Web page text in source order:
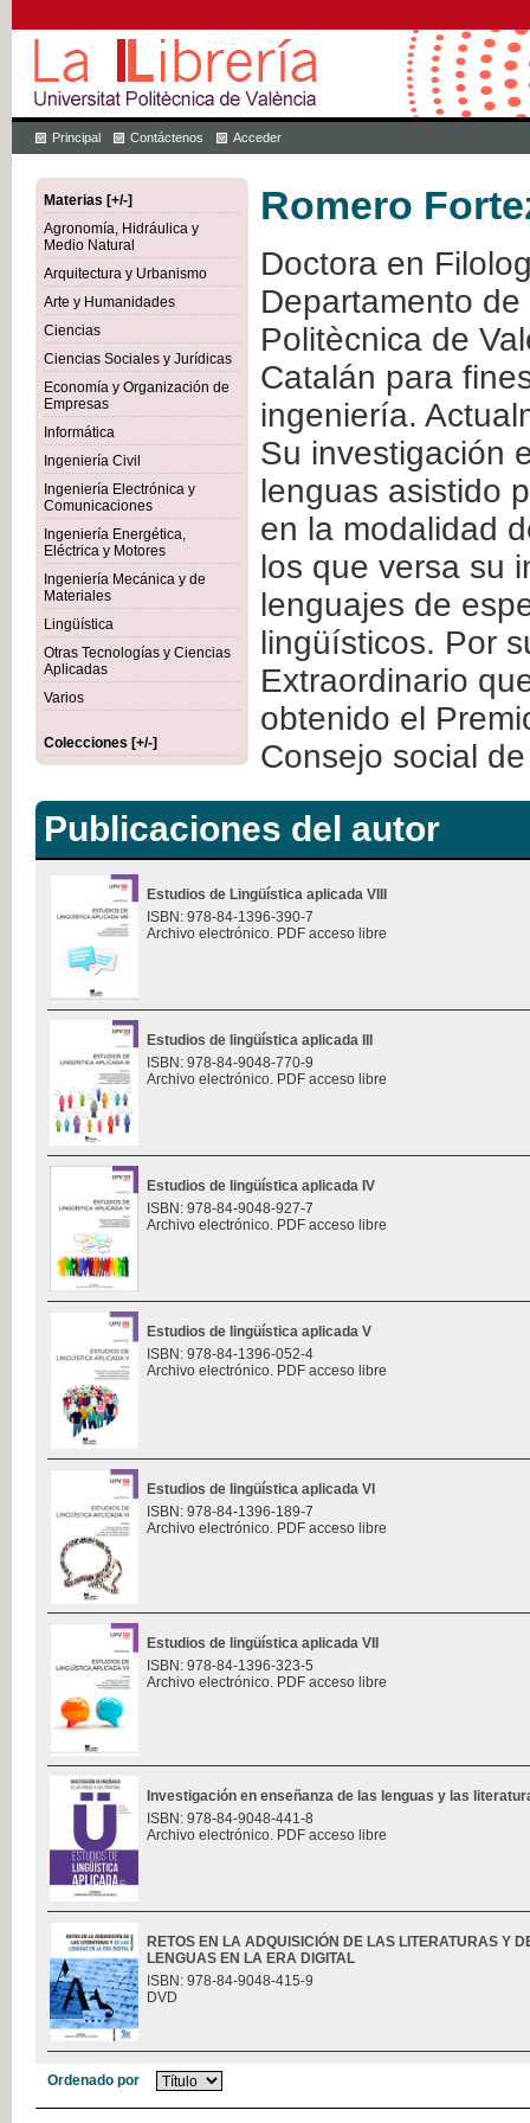
Principal Contáctenos Acceder
Materias [+/-]
Agronomía, Hidráulica y
Medio Natural
Arquitectura y Urbanismo
Arte y Humanidades
Ciencias
Ciencias Sociales y Jurídicas
Economía y Organización de
Empresas
Informática
Ingeniería Civil
Ingeniería Electrónica y
Comunicaciones
Ingeniería Energética,
Eléctrica y Motores
Ingeniería Mecánica y de
Materiales
Lingüística
Otras Tecnologías y Ciencias
Aplicadas
Varios
Colecciones [+/-]
Romero
Doctora en
Departamento
Politècnica de
Catalán para
ingeniería.
Su investigación
lenguas asistido
en la modalidad
los que versa su
lenguajes de
lingüísticos. Por
Extraordinario
obtenido el
Consejo social
Publicaciones del autor
Estudios de Lingüística aplicada VIII
ISBN: 978-84-1396-390-7
Archivo electrónico. PDF acceso libre
Estudios de lingüística aplicada III
ISBN: 978-84-9048-770-9
Archivo electrónico. PDF acceso libre
Estudios de lingüística aplicada IV
ISBN: 978-84-9048-927-7
Archivo electrónico. PDF acceso libre
Estudios de lingüística aplicada V
ISBN: 978-84-1396-052-4
Archivo electrónico. PDF acceso libre
Estudios de lingüística aplicada VI
ISBN: 978-84-1396-189-7
Archivo electrónico. PDF acceso libre
Estudios de lingüística aplicada VII
ISBN: 978-84-1396-323-5
Archivo electrónico. PDF acceso libre
Investigación en enseñanza de las lenguas y las
ISBN: 978-84-9048-441-8
Archivo electrónico. PDF acceso libre
RETOS EN LA ADQUISICIÓN DE LAS LITERATURAS Y
LENGUAS EN LA ERA DIGITAL
ISBN: 978-84-9048-415-9
DVD
Ordenado por